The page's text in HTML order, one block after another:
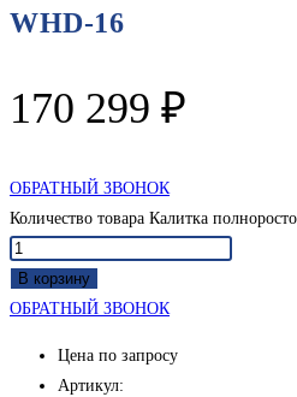
WHD-16
170 299 ₽
ОБРАТНЫЙ ЗВОНОК
Количество товара Калитка
В корзину
ОБРАТНЫЙ ЗВОНОК
Цена по запросу
Артикул: